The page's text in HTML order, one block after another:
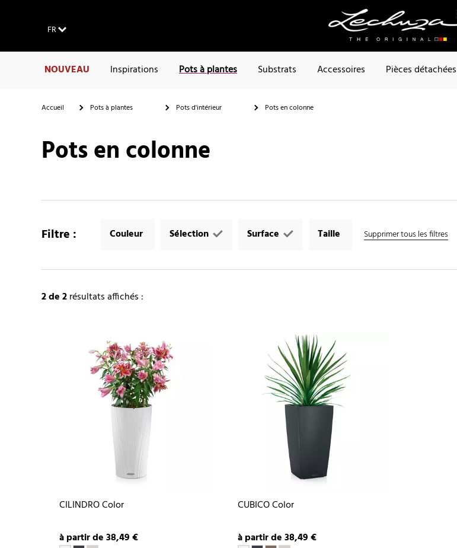
FR
NOUVEAU Inspirations Pots à plantes Substrats Accessoires Pièces détachées
Accueil Pots à plantes Pots d'intérieur Pots en colonne
Pots en colonne
Filtre : Couleur Sélection Surface Taille Supprimer tous les filtres
2de 2résultats affichés :
CILINDRO Color
à partir de 38,49 €
CUBICO Color
à partir de 38,49 €